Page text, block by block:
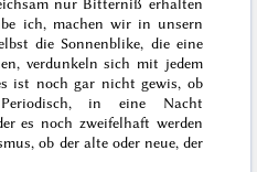
ich, machen wir in unsern
die Sonnenblike, die eine
verdunkeln sich mit jedem
ist noch gar nicht gewis, ob
in eine Nacht
es noch zweifelhaft werden
ob der alte oder neue, der